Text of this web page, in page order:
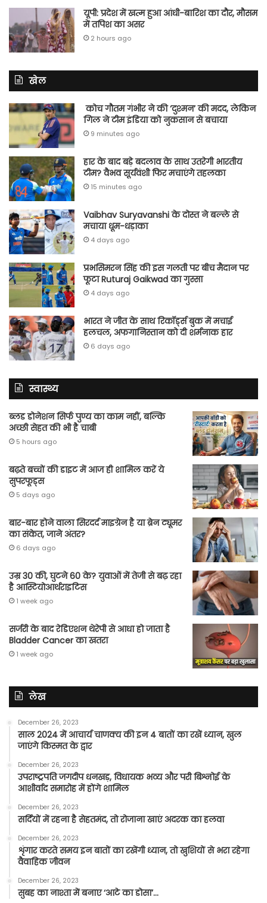
यूपी: प्रदेश में खत्म हुआ आंधी-बारिश का दौर, मौसम
में तपिश का असर
2 hours ago
खेल
कोच गौतम गंभीर ने की ‘दुश्मन’ की मदद, लेकिन
गिल ने टीम इंडिया को नुकसान से बचाया
9 minutes ago
हार के बाद बड़े बदलाव के साथ उतरेगी भारतीय
टीम? वैभव सूर्यवंशी फिर मचाएंगे तहलका
15 minutes ago
Vaibhav Suryavanshi के दोस्त ने बल्ले से
मचाया धूम-धड़ाका
4 days ago
प्रभसिमरन सिंह की इस गलती पर बीच मैदान पर
फूटा Ruturaj Gaikwad का गुस्सा
4 days ago
भारत ने जीत के साथ रिकॉर्ड्स बुक में मचाई
हलचल, अफगानिस्तान को दी शर्मनाक हार
6 days ago
स्वास्थ्य
ब्लड डोनेशन सिर्फ पुण्य का काम नहीं, बल्कि
अच्छी सेहत की भी है चाबी
5 hours ago
बढ़ते बच्चों की डाइट में आज ही शामिल करें ये
सुपरफूड्स
5 days ago
बार-बार होने वाला सिरदर्द माइग्रेन है या ब्रेन ट्यूमर
का संकेत, जाने अंतर?
6 days ago
उम्र 30 की, घुटने 60 के? युवाओं में तेजी से बढ़ रहा
है आस्टियोआर्थराइटिस
1 week ago
सर्जरी के बाद रेडिएशन थेरेपी से आधा हो जाता है
Bladder Cancer का खतरा
1 week ago
लेख
December 26, 2023
साल 2024 में आचार्य चाणक्य की इन 4 बातों का रखें ध्यान, खुल
जाएंगे किस्मत के द्वार
December 26, 2023
उपराष्ट्रपति जगदीप धनखड़, विधायक भव्य और परी बिश्नोई के
आशीर्वाद समारोह में होंगे शामिल
December 26, 2023
सर्दियों में रहना है सेहतमंद, तो रोजाना खाएं अदरक का हलवा
December 26, 2023
शृंगार करते समय इन बातों का रखेंगी ध्यान, तो खुशियों से भरा रहेगा
वैवाहिक जीवन
December 26, 2023
सुबह का नाश्ता में बनाए ‘आटे का डोसा’…